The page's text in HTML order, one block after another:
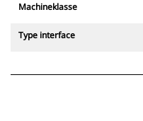
Machineklasse
Type interface